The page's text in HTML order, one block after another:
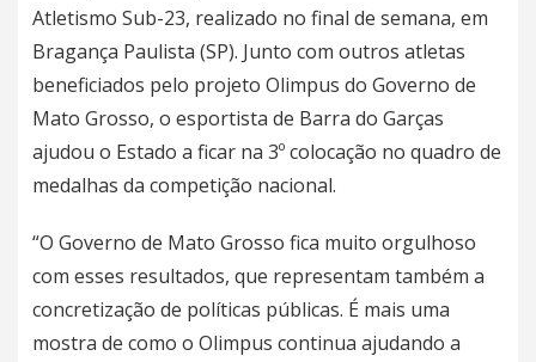
Atletismo Sub-23, realizado no final de semana, em
Bragança Paulista (SP). Junto com outros atletas
beneficiados pelo projeto Olimpus do Governo de
Mato Grosso, o esportista de Barra do Garças
ajudou o Estado a ficar na 3º colocação no quadro de
medalhas da competição nacional.
“O Governo de Mato Grosso fica muito orgulhoso
com esses resultados, que representam também a
concretização de políticas públicas. É mais uma
mostra de como o Olimpus continua ajudando a